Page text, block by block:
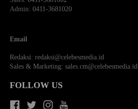
Admin: 0411-3681020
Email
Redaksi: redaksi@celebesmedia.id
Sales & Marketing: sales.cm@celebesmedia.id
FOLLOW US